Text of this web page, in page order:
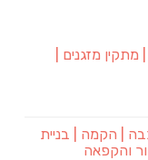
מתקין מזגנים |
| הקמה | בניית
והקפאה